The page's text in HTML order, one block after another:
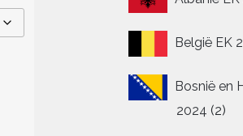
België EK
Bosnië en
2024 22